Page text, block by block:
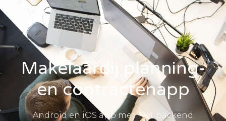
Zelf kosten berekenen
Makelaardij planning-
en contractenapp
Android en iOS app met .Net backend